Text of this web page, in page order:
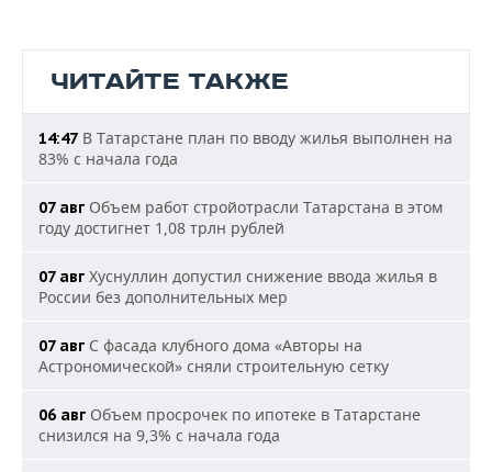
ЧИТАЙТЕ ТАКЖЕ
14:47 В Татарстане план по вводу жилья выполнен на
83% с начала года
07 авг Объем работ стройотрасли Татарстана в этом
году достигнет 1,08 трлн рублей
07 авг Хуснуллин допустил снижение ввода жилья в
России без дополнительных мер
07 авг С фасада клубного дома «Авторы на
Астрономической» сняли строительную сетку
06 авг Объем просрочек по ипотеке в Татарстане
снизился на 9,3% с начала года